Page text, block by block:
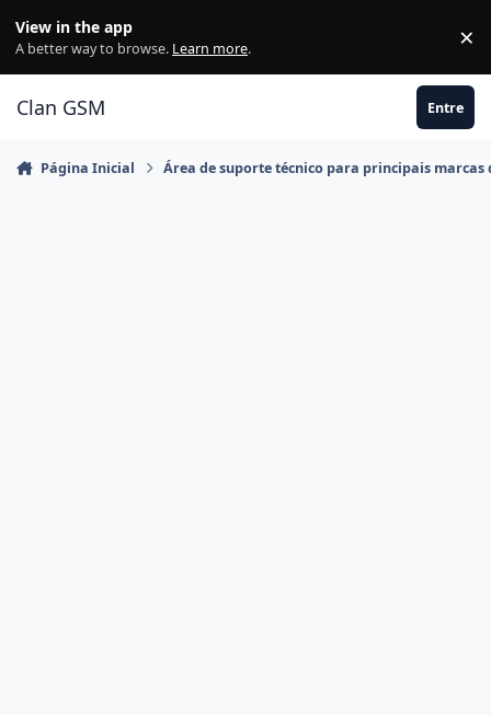
View in the app
A better way to browse. Learn more. ×
Clan GSM Entre
Página Inicial Área de suporte técnico para principais marcas